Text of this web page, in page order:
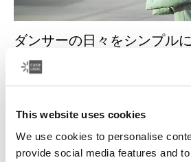
This website uses cookies
We use cookies to personalise
provide social media features and
ダンサーの日々をシンプルに
ダンスの道は奥が深い。動作の完
続きを読む新しいタブで開きます